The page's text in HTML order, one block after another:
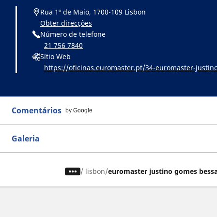
Rua 1º de Maio, 1700-109 Lisbon
Obter direcções
Número de telefone
21 756 7840
Sítio Web
https://oficinas.euromaster.pt/34-euromaster-
Comentários by Google
Galeria
/ lisbon euromaster justino gomes